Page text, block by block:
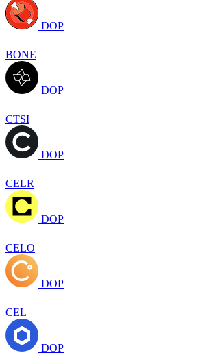
DOP
BONE
DOP
CTSI
DOP
CELR
DOP
CELO
DOP
CEL
DOP